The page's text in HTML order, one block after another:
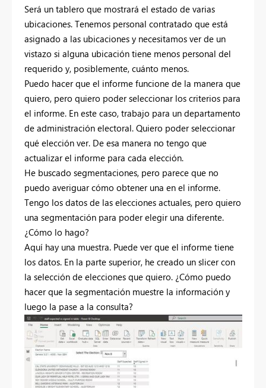
Será un tablero que mostrará el estado de varias
ubicaciones. Tenemos personal contratado que está
asignado a las ubicaciones y necesitamos ver de un
vistazo si alguna ubicación tiene menos personal del
requerido y, posiblemente, cuánto menos.
Puedo hacer que el informe funcione de la manera que
quiero, pero quiero poder seleccionar los criterios para
el informe. En este caso, trabajo para un departamento
de administración electoral. Quiero poder seleccionar
qué elección ver. De esa manera no tengo que
actualizar el informe para cada elección.
He buscado segmentaciones, pero parece que no
puedo averiguar cómo obtener una en el informe.
Tengo los datos de las elecciones actuales, pero quiero
una segmentación para poder elegir una diferente.
¿Cómo lo hago?
Aquí hay una muestra. Puede ver que el informe tiene
los datos. En la parte superior, he creado un slicer con
la selección de elecciones que quiero. ¿Cómo puedo
hacer que la segmentación muestre la información y
luego la pase a la consulta?